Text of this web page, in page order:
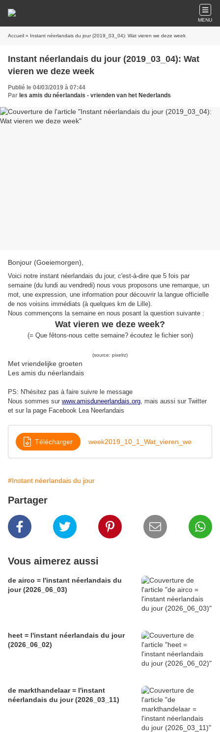
MENU
Accueil » Instant néerlandais du jour (2019_03_04): Wat vieren we deze week
Instant néerlandais du jour (2019_03_04): Wat
vieren we deze week
Publié le 04/03/2019 à 07:44
Par les amis du néerlandais - vrienden van het Nederlands
Bonjour (Goeiemorgen),
Voici notre instant néerlandais du jour, c'est-à-dire que 5 fois par
semaine (du lundi au vendredi) nous vous proposons une remarque, un
mot, une expression, une information pour découvrir la langue officielle
de nos voisins immédiats (à quelques km de Lille).
Nous commençons la semaine en nous posant la question suivante :
Wat vieren we deze week?
(= Que fêtons-nous cette semaine? écoutez le fichier son)
(source: pixelrz)
Met vriendelijke groeten
Les amis du néerlandais
PS: N'hésitez pas à faire suivre le message
Nous sommes sur www.amisduneerlandais.org, mais aussi sur Twitter
et sur la page Facebook Lea Neerlandais
Télécharger week2019_10_1_Wat_vieren_we
#Instant néerlandais du jour
Partager
Vous aimerez aussi
de airco = l'instant néerlandais du
jour (2026_06_03)
heet = l'instant néerlandais du jour
(2026_06_02)
de markthandelaar = l'instant
néerlandais du jour (2026_03_11)